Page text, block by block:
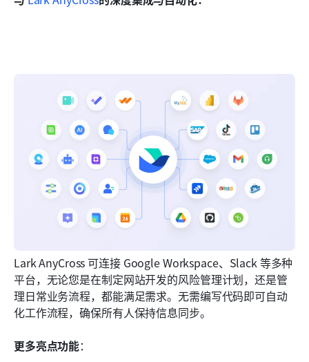
Lark AnyCross 可连接 Google Workspace、Slack 等多种
平台，无论您是在制定网站开发的风险管理计划，还是管
理日常业务流程，都能满足需求。无需编写代码即可自动
化工作流程，确保所有人保持信息同步。
更多亮点功能：